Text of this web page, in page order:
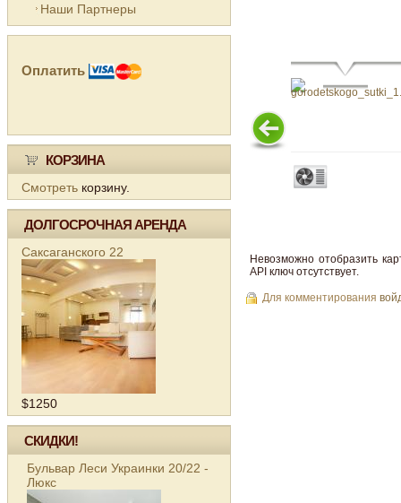
Наши Партнеры
Оплатить
КОРЗИНА
Смотреть корзину.
ДОЛГОСРОЧНАЯ АРЕНДА
Саксаганского 22
$1250
СКИДКИ!
Бульвар Леси Украинки 20/22 -
Люкс
Невозможно отобразить
API ключ отсутствует.
Для комментирования